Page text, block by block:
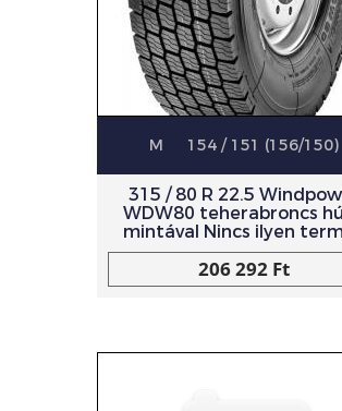
M 154 / 151 (156/150)
315 / 80 R 22.5
WDW80 teherabroncs
mintával Nincs ilyen
206 292 Ft